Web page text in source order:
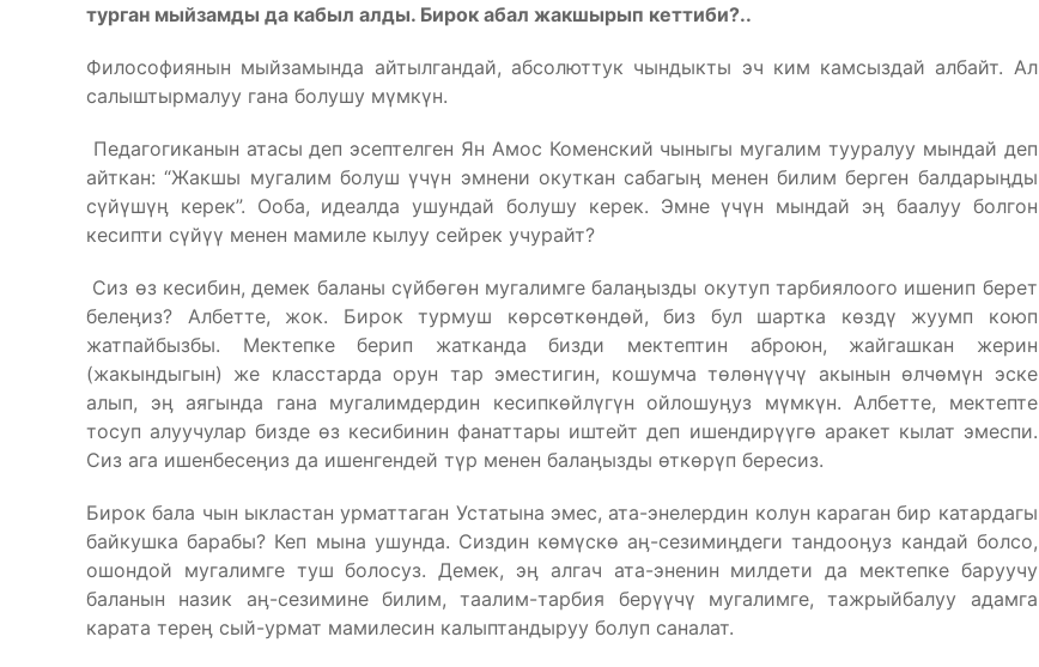
турган мыйзамды да кабыл алды. Бирок абал жакшырып кеттиби?..
Философиянын мыйзамында айтылгандай, абсолюттук чындыкты эч ким камсыздай албайт. Ал
салыштырмалуу гана болушу мүмкүн.
Педагогиканын атасы деп эсептелген Ян Амос Коменский чыныгы мугалим тууралуу мындай деп
айткан: “Жакшы мугалим болуш үчүн эмнени окуткан сабагыӊ менен билим берген балдарыӊды
сүйүшүӊ керек”. Ооба, идеалда ушундай болушу керек. Эмне үчүн мындай эӊ баалуу болгон
кесипти сүйүү менен мамиле кылуу сейрек учурайт?
Сиз өз кесибин, демек баланы сүйбөгөн мугалимге балаӊызды окутуп тарбиялоого ишенип берет
белеӊиз? Албетте, жок. Бирок турмуш көрсөткөндөй, биз бул шартка көздү жуумп коюп
жатпайбызбы. Мектепке берип жатканда бизди мектептин аброюн, жайгашкан жерин
(жакындыгын) же класстарда орун тар эместигин, кошумча төлөнүүчү акынын өлчөмүн эске
алып, эӊ аягында гана мугалимдердин кесипкөйлүгүн ойлошуӊуз мүмкүн. Албетте, мектепте
тосуп алуучулар бизде өз кесибинин фанаттары иштейт деп ишендирүүгө аракет кылат эмеспи.
Сиз ага ишенбесеӊиз да ишенгендей түр менен балаӊызды өткөрүп бересиз.
Бирок бала чын ыкластан урматтаган Устатына эмес, ата-энелердин колун караган бир катардагы
байкушка барабы? Кеп мына ушунда. Сиздин көмүскө аӊ-сезимиӊдеги тандооӊуз кандай болсо,
ошондой мугалимге туш болосуз. Демек, эӊ алгач ата-эненин милдети да мектепке баруучу
баланын назик аӊ-сезимине билим, таалим-тарбия берүүчү мугалимге, тажрыйбалуу адамга
карата тереӊ сый-урмат мамилесин калыптандыруу болуп саналат.